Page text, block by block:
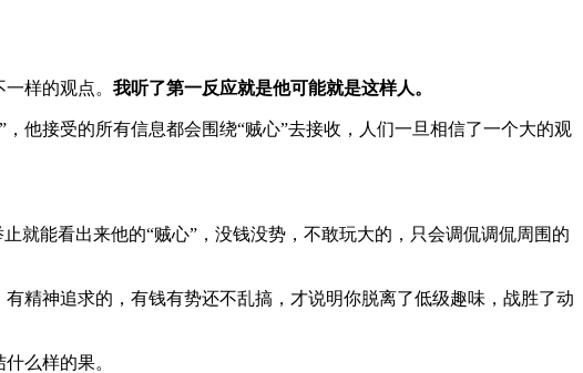
样的观点。 我听了第一反应就是他可能就是这样人。
他接受的所有信息都会围绕“贼心”去接收，人们一旦相信了一个大的观
就能看出来他的“贼心”，没钱没势，不敢玩大的，只会调侃调侃周围的
精神追求的，有钱有势还不乱搞，才说明你脱离了低级趣味，战胜了动
么样的果。